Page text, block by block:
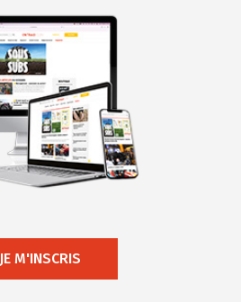
JE M'INSCRIS